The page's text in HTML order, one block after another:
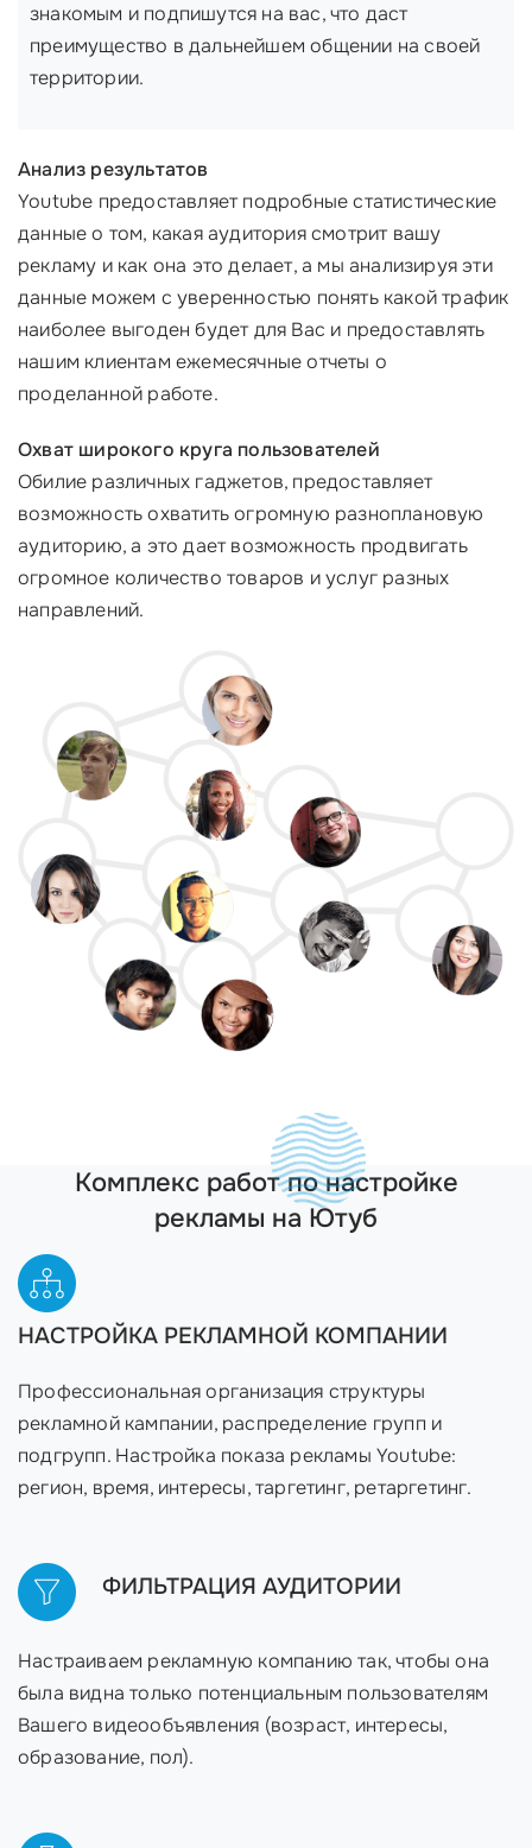
знакомым и подпишутся на вас, что даст
преимущество в дальнейшем общении на своей
территории.
Анализ результатов
Youtube предоставляет подробные статистические
данные о том, какая аудитория смотрит вашу
рекламу и как она это делает, а мы анализируя эти
данные можем с уверенностью понять какой трафик
наиболее выгоден будет для Вас и предоставлять
нашим клиентам ежемесячные отчеты о
проделанной работе.
Охват широкого круга пользователей
Обилие различных гаджетов, предоставляет
возможность охватить огромную разноплановую
аудиторию, а это дает возможность продвигать
огромное количество товаров и услуг разных
направлений.
Комплекс работ по настройке
рекламы на Ютуб
НАСТРОЙКА РЕКЛАМНОЙ КОМПАНИИ
Профессиональная организация структуры
рекламной кампании, распределение групп и
подгрупп. Настройка показа рекламы Youtube:
регион, время, интересы, таргетинг, ретаргетинг.
ФИЛЬТРАЦИЯ АУДИТОРИИ
Настраиваем рекламную компанию так, чтобы она
была видна только потенциальным пользователям
Вашего видеообъявления (возраст, интересы,
образование, пол).